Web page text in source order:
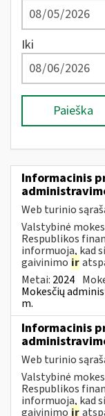
Iki
Paieška
Informacinis
Web turinio
Valstybinė
Respublikos
informuoja, kad
gaivinimo ir
Metai: 2024
Mokesčių
m.
Informacinis
Web turinio
Valstybinė
Respublikos
informuoja, kad
gaivinimo ir